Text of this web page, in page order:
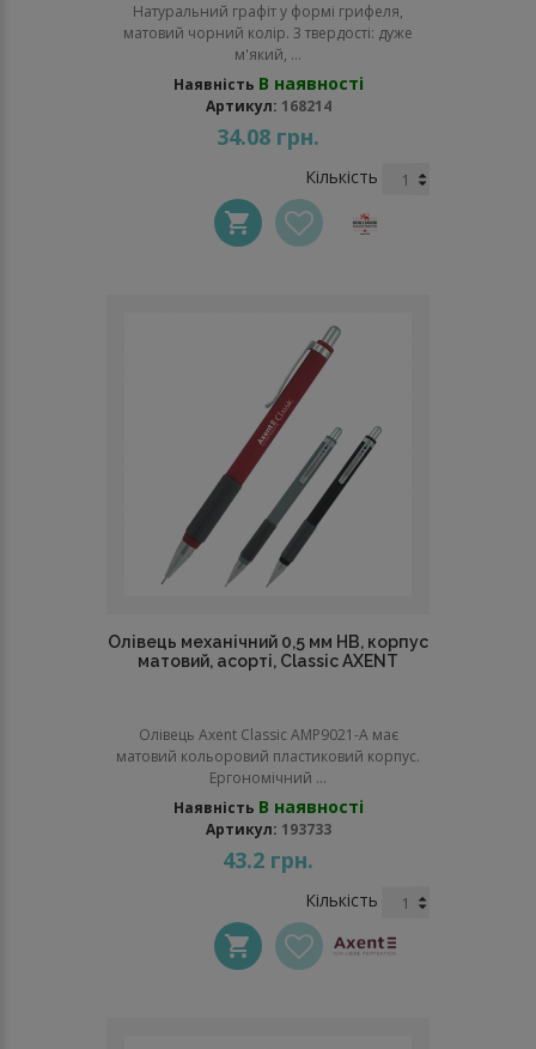
Натуральний графіт у формі грифеля,
матовий чорний колір. 3 твердості: дуже
м'який, ...
Наявність В наявності
Артикул: 168214
34.08 грн.
Кількість
Олівець механічний 0,5 мм НВ, корпус
матовий, асорті, Classic AXENT
Олівець Axent Classic AMP9021-A має
матовий кольоровий пластиковий корпус.
Ергономічний ...
Наявність В наявності
Артикул: 193733
43.2 грн.
Кількість